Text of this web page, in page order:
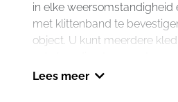
in elke weersomstandigheid
met klittenband te
object. U kunt meerdere
Hiervoor heeft u wel een
Lees meer